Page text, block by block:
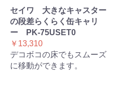
セイワ 大きなキャスター
の段差らくらく缶キャリ
ー PK-75USET0
￥13,310
デコボコの床でもスムーズ
に移動ができます。